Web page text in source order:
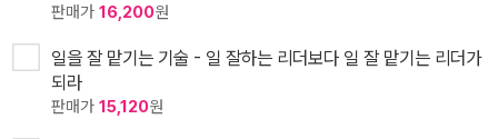
판매가 16,200원
일을 잘 맡기는 기술 - 일 잘하는 리더보다 일 잘 맡기는 리더가
되라
판매가 15,120원